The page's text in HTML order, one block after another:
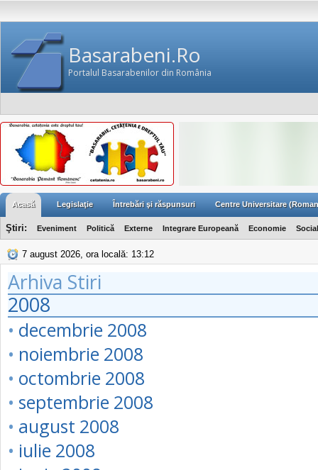
Basarabeni.Ro
Portalul Basarabenilor din România
Acasă Legislaţie Întrebări şi răspunsuri Centre Universitare
Ştiri: Eveniment Politică Externe Integrare Europeană Economie Social
7 august 2026, ora locală: 13:12
Arhiva Stiri
2008
• decembrie 2008
• noiembrie 2008
• octombrie 2008
• septembrie 2008
• august 2008
• iulie 2008